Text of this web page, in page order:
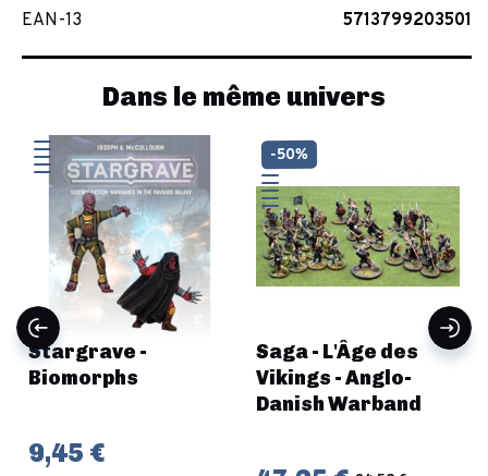
EAN-13 5713799203501
Dans le même univers
Stargrave -
Biomorphs
9,45 €
Saga - L'Âge des
Vikings - Anglo-
Danish Warband
-50%